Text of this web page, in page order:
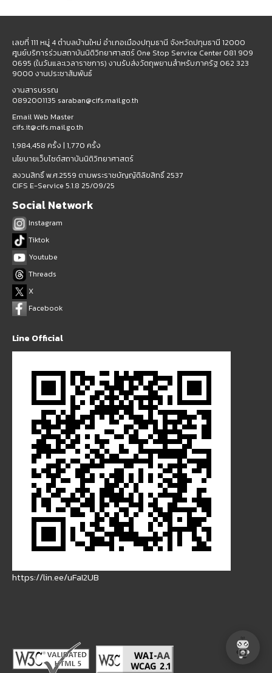
เลขที่ 111 หมู่ 4 ตำบลบ้านใหม่ อำเภอเมืองปทุมธานี จังหวัดปทุมธานี 12000
ศูนย์บริการร่วมสถาบันนิติวิทยาศาสตร์ One Stop Service Center 081 909
0695 (ในวันและเวลาราชการ) งานรับส่งวัตถุพยานสำหรับภาครัฐ 062 323
9000 งานประชาสัมพันธ์
งานสารบรรณ
0892001135 saraban@cifs.mail.go.th
Email Web Master
cifs.it@cifs.mail.go.th
1,984,458 ครั้ง | 1,770 ครั้ง
นโยบายเว็บไซต์สถาบันนิติวิทยาศาสตร์
สงวนสิทธิ์ พ.ศ.2559 ตามพระราชบัญญัติลิขสิทธิ์ 2537
CIFS E-Service 5.1.8 25/09/25
Social Network
Instagram
Tiktok
Youtube
Threads
X
Facebook
Line Official
https://lin.ee/uFaI2UB